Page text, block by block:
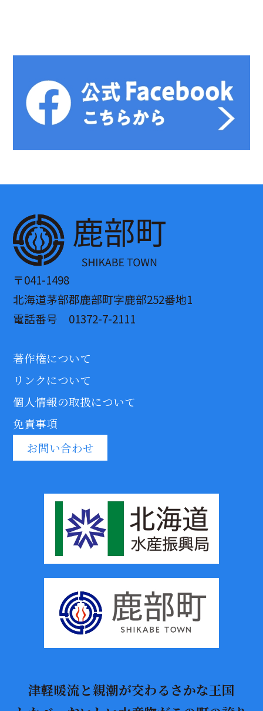
〒041-1498
北海道茅部郡鹿部町字鹿部252番地1
電話番号 01372-7-2111
著作権について
リンクについて
個人情報の取扱について
免責事項
お問い合わせ
津軽暖流と親潮が交わるさかな王国